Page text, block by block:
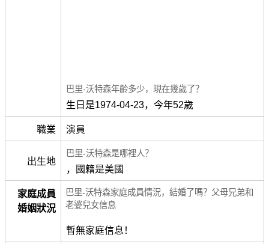
巴里-沃特森年齡多少，現在幾歲了？
生日是1974-04-23，今年52歲
職業 演員
出生地
巴里-沃特森是哪裡人？
，國籍是美國
家庭成員
婚姻狀況
巴里-沃特森家庭成員情況，結婚了嗎？父母兄弟和
老婆兒女信息
暫無家庭信息！